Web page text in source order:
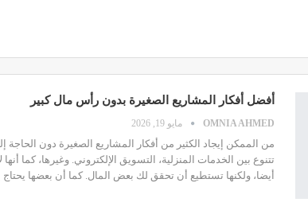
أفضل أفكار المشاريع الصغيرة بدون رأس مال كبير
OMNIA AHMED مايو 19, 2026
من الممكن إيجاد الكثير من أفكار المشاريع الصغيرة دون
تتنوع بين الخدمات المنزلية، التسويق الإلكتروني. وغيرها، كما
أيضا، ولكنها تستطيع أن تحقق لك بعض المال. كما أن بعضها يحتاج